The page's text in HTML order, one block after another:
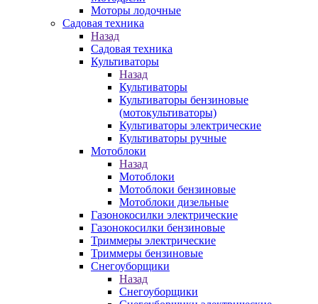
Моторы лодочные
Садовая техника
Назад
Садовая техника
Культиваторы
Назад
Культиваторы
Культиваторы бензиновые
(мотокультиваторы)
Культиваторы электрические
Культиваторы ручные
Мотоблоки
Назад
Мотоблоки
Мотоблоки бензиновые
Мотоблоки дизельные
Газонокосилки электрические
Газонокосилки бензиновые
Триммеры электрические
Триммеры бензиновые
Снегоуборщики
Назад
Снегоуборщики